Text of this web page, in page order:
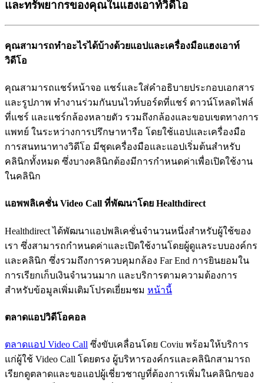
และทรัพยากรของคุณในแฮงเอาท์วิดีโอ
คณสามารถทอะไรไดบางดวยแอปและเครองมอแฮงเอาท
วดโอ
คณสามารถแชรหนาจอ แชรและใสคอธบายประกอบเอกสาร
และรปภาพ ทงานรวมกนบนไวทบอรดทแชร ดาวนโหลดไฟล
ทแชร และแชรกลองหลายตว รวมถงกลองและขอบเขตทางการ
แพทย ในระหวางการปรกษาหารอ โดยใชแอปและเครองมอ
การสนทนาทางวดโอ มชดเครองมอและแอปเรมตนสหรบ
คลนกทงหมด ซงบางคลนกตองมการกหนดคาเพอเปดใชงาน
ในคลนก
แอพพลเคชน Video Call ทพฒนาโดย Healthdirect
Healthdirect ไดพฒนาแอปพลเคชนจนวนหนงสหรบผใชของ
เรา ซงสามารถกหนดคาและเปดใชงานโดยผดแลระบบองคกร
และคลนก ซงรวมถงการควบคมกลอง Far End การยนยอมใน
การเรยกเกบเงนจนวนมาก และบรการตามความตองการ
สหรบขอมลเพมเตมโปรดเยยมชม หนาน
ตลาดแอปวดโอคอล
ตลาดแอป Video Call ซงขบเคลอนโดย Coviu พรอมใหบรการ
แกผใช Video Call โดยตรง ผบรหารองคกรและคลนกสามารถ
เรยกดตลาดและขอแอปผเชยวชาญทตองการเพมในคลนกของ